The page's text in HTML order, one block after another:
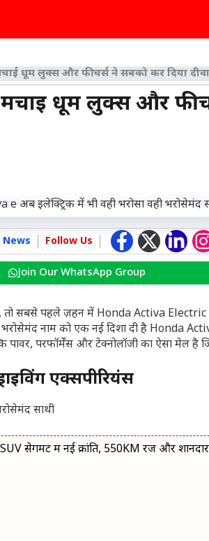
धूम लुक्स और फीचर्स ने सबको कर दिया
धूम लुक्स और
News Follow Us
Join Our WhatsApp Group
तो सबसे पहले ज़हन में Honda Activa Electric
नाम को एक नई दिशा दी है Honda
पावर, परफॉर्मेंस और टेक्नोलॉजी का ऐसा मेल है
एक्सपीरियंस
सेगमेंट में नई क्रांति, 550KM रेंज और